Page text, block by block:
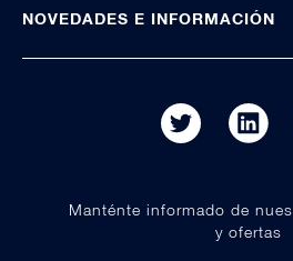
NOVEDADES E INFORMACIÓN
Manténte informado de
y ofertas